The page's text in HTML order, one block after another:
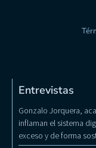
Entrevistas
Gonzalo Jorquera,
inflaman el sistema
exceso y de forma